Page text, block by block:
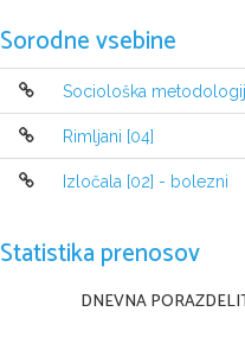
Sorodne vsebine
Sociološka
Rimljani [04]
Izločala [02] - bolezni
Statistika prenosov
DNEVNA